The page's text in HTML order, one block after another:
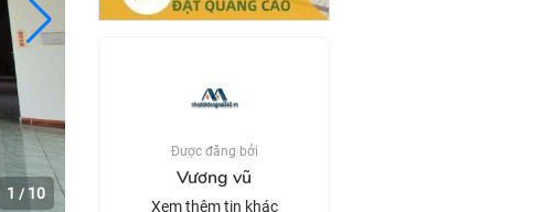
1 / 10
Được đăng bởi
Vương vũ
Xem thêm tin khác